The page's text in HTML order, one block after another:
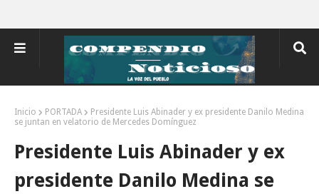
Inicio PORTADA
Presidente Luis Abinader y ex presidente Danilo Medina
se juntan en velatorio de Mercedes Domínguez
Presidente Luis Abinader y ex
presidente Danilo Medina se